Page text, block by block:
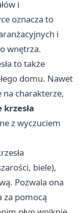
i
oznacza to
i
wnętrza.
to także
domu. Nawet
charakterze,
z wyczuciem
biele),
Pozwala ona
za pomocą